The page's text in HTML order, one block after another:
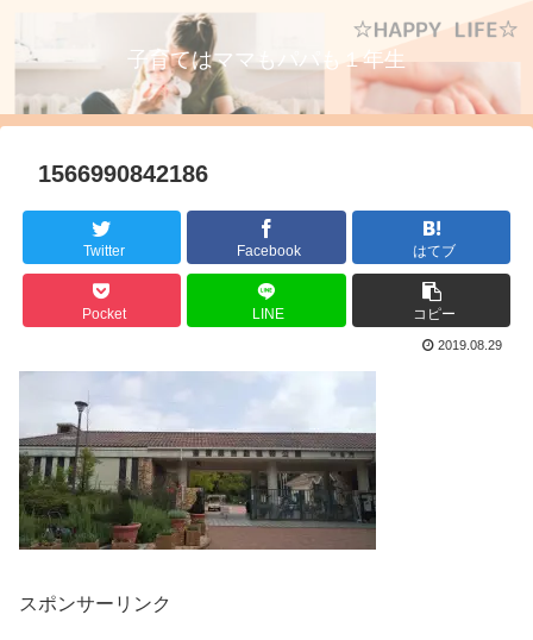
子育てはママもパパも１年生
1566990842186
Twitter Facebook はてブ
Pocket LINE コピー
2019.08.29
スポンサーリンク